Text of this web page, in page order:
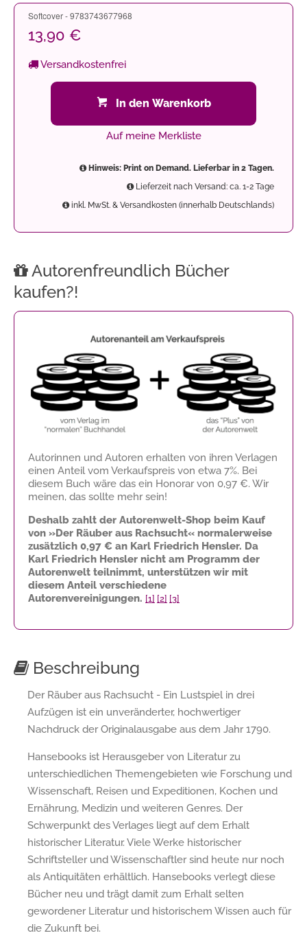
Softcover - 9783743677968
13,90 €
Versandkostenfrei
In den Warenkorb
Auf meine Merkliste
Hinweis: Print on Demand. Lieferbar in 2 Tagen.
Lieferzeit nach Versand: ca. 1-2 Tage
inkl. MwSt. & Versandkosten (innerhalb Deutschlands)
Autorenfreundlich Bücher
kaufen?!
Autorinnen und Autoren erhalten von ihren Verlagen
einen Anteil vom Verkaufspreis von etwa 7%. Bei
diesem Buch wäre das ein Honorar von 0,97 €. Wir
meinen, das sollte mehr sein!
Deshalb zahlt der Autorenwelt-Shop beim Kauf
von »Der Räuber aus Rachsucht« normalerweise
zusätzlich 0,97 € an Karl Friedrich Hensler. Da
Karl Friedrich Hensler nicht am Programm der
Autorenwelt teilnimmt, unterstützen wir mit
diesem Anteil verschiedene
Autorenvereinigungen. [1] [2] [3]
Beschreibung
Der Räuber aus Rachsucht - Ein Lustspiel in drei
Aufzügen ist ein unveränderter, hochwertiger
Nachdruck der Originalausgabe aus dem Jahr 1790.
Hansebooks ist Herausgeber von Literatur zu
unterschiedlichen Themengebieten wie Forschung und
Wissenschaft, Reisen und Expeditionen, Kochen und
Ernährung, Medizin und weiteren Genres. Der
Schwerpunkt des Verlages liegt auf dem Erhalt
historischer Literatur. Viele Werke historischer
Schriftsteller und Wissenschaftler sind heute nur noch
als Antiquitäten erhältlich. Hansebooks verlegt diese
Bücher neu und trägt damit zum Erhalt selten
gewordener Literatur und historischem Wissen auch für
die Zukunft bei.